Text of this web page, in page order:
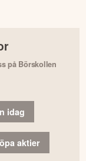
på Börskollen
idag
aktier